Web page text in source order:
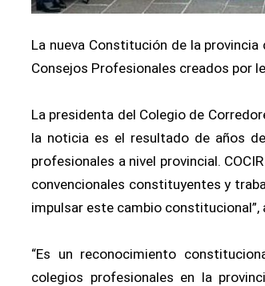
La nueva Constitución de la
Consejos Profesionales creados por
La presidenta del Colegio de
la noticia es el resultado de años
profesionales a nivel provincial.
convencionales constituyentes y
impulsar este cambio constitucional”,
“Es un reconocimiento
colegios profesionales en la